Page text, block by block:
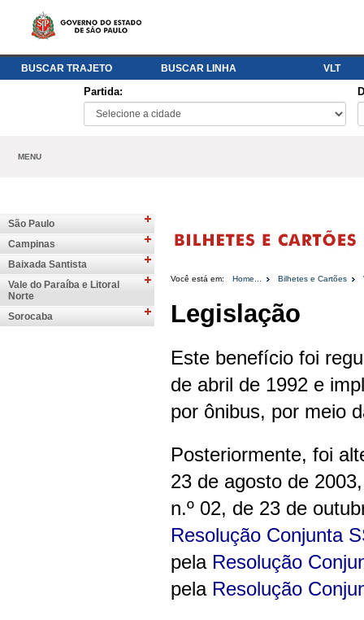
BUSCAR TRAJETO BUSCAR LINHA VLT
Partida:
MENU
São Paulo
Campinas
Baixada Santista
Vale do Paraíba e Litoral
Norte
Sorocaba
Você está em: Home... Bilhetes e Cartões
Legislação
Este benefício foi
de abril de 1992 e
por ônibus, por meio
Posteriormente, foi
23 de agosto de
n.º 02, de 23 de
Resolução Conjunta
pela Resolução
pela Resolução